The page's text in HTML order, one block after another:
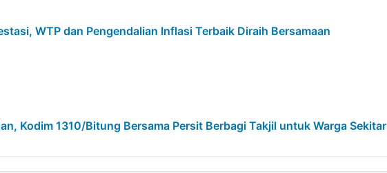
WTP dan Pengendalian Inflasi Terbaik Diraih Bersamaan
Kodim 1310/Bitung Bersama Persit Berbagi Takjil untuk Warga Sekitar